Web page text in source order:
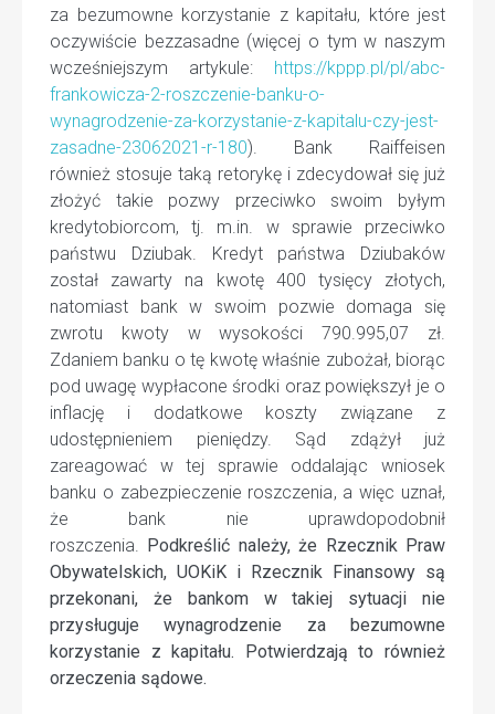
za bezumowne korzystanie z kapitału, które jest
oczywiście bezzasadne (więcej o tym w naszym
wcześniejszym artykule: https://kppp.pl/pl/abc-
frankowicza-2-roszczenie-banku-o-
wynagrodzenie-za-korzystanie-z-kapitalu-czy-jest-
zasadne-23062021-r-180). Bank Raiffeisen
również stosuje taką retorykę i zdecydował się już
złożyć takie pozwy przeciwko swoim byłym
kredytobiorcom, tj. m.in. w sprawie przeciwko
państwu Dziubak. Kredyt państwa Dziubaków
został zawarty na kwotę 400 tysięcy złotych,
natomiast bank w swoim pozwie domaga się
zwrotu kwoty w wysokości 790.995,07 zł.
Zdaniem banku o tę kwotę właśnie zubożał, biorąc
pod uwagę wypłacone środki oraz powiększył je o
inflację i dodatkowe koszty związane z
udostępnieniem pieniędzy. Sąd zdążył już
zareagować w tej sprawie oddalając wniosek
banku o zabezpieczenie roszczenia, a więc uznał,
że bank nie uprawdopodobnił
roszczenia. Podkreślić należy, że Rzecznik Praw
Obywatelskich, UOKiK i Rzecznik Finansowy są
przekonani, że bankom w takiej sytuacji nie
przysługuje wynagrodzenie za bezumowne
korzystanie z kapitału. Potwierdzają to również
orzeczenia sądowe.